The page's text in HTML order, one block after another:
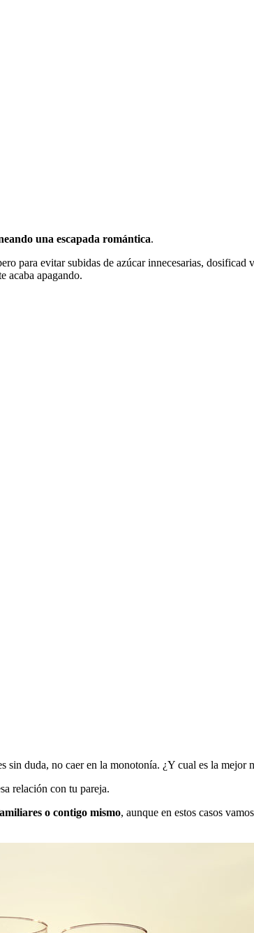
una escapada romántica.
para evitar subidas de azúcar innecesarias, dosificad
acaba apagando.
duda, no caer en la monotonía. ¿Y cual es la mejor
relación con tu pareja.
o contigo mismo, aunque en estos casos